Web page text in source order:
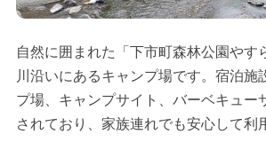
自然に囲まれた「下市町森林公園やす
川沿いにあるキャンプ場です。宿泊施
プ場、キャンプサイト、バーベキュー
されており、家族連れでも安心して利